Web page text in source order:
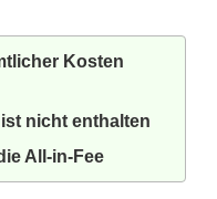
Kosten
nicht enthalten
All-in-Fee